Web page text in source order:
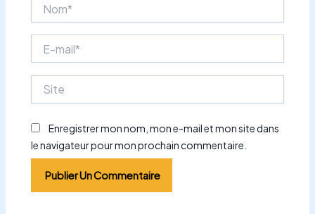
mail*
Enregistrer mon nom, mon e-mail et mon site dans
le navigateur pour mon prochain commentaire.